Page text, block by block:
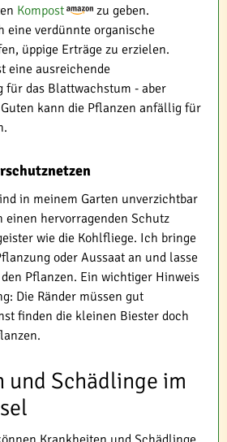
Kompost
zu geben.
eine verdünnte organische
üppige Erträge zu erzielen.
eine ausreichende
für das Blattwachstum - aber
kann die Pflanzen anfällig für
in meinem Garten unverzichtbar
einen hervorragenden Schutz
wie die Kohlfliege. Ich bringe
oder Aussaat an und lasse
Pflanzen. Ein wichtiger Hinweis
Die Ränder müssen gut
finden die kleinen Biester doch
und Schädlinge im